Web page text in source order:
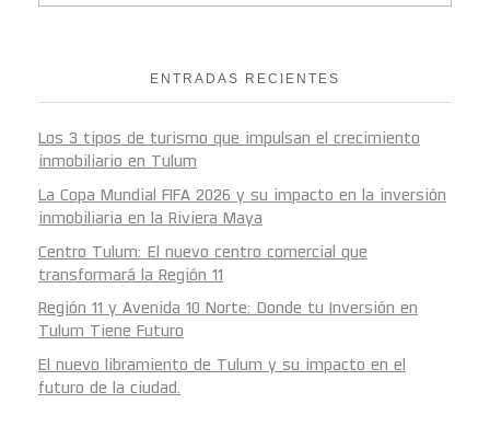
ENTRADAS RECIENTES
Los 3 tipos de turismo que impulsan el crecimiento
inmobiliario en Tulum
La Copa Mundial FIFA 2026 y su impacto en la inversión
inmobiliaria en la Riviera Maya
Centro Tulum: El nuevo centro comercial que
transformará la Región 11
Región 11 y Avenida 10 Norte: Donde tu Inversión en
Tulum Tiene Futuro
El nuevo libramiento de Tulum y su impacto en el
futuro de la ciudad.